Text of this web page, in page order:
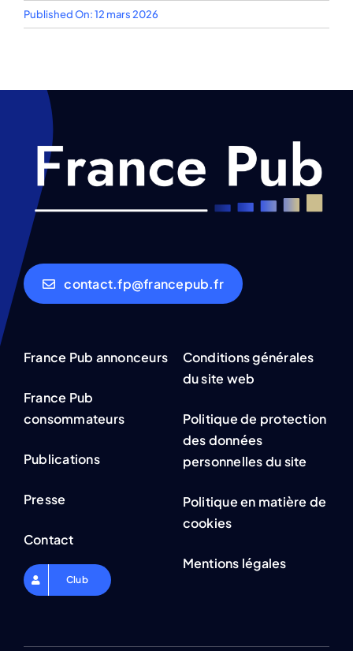
Published On: 12 mars 2026
contact.fp@francepub.fr
France Pub annonceurs
France Pub
consommateurs
Publications
Presse
Contact
Club
Conditions générales
du site web
Politique de protection
des données
personnelles du site
Politique en matière de
cookies
Mentions légales